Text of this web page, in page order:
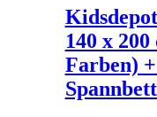
140 x
Farben)